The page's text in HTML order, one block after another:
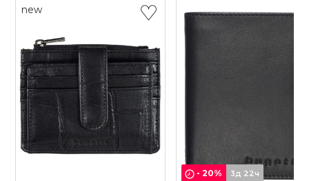
new
-20% 3д 22ч